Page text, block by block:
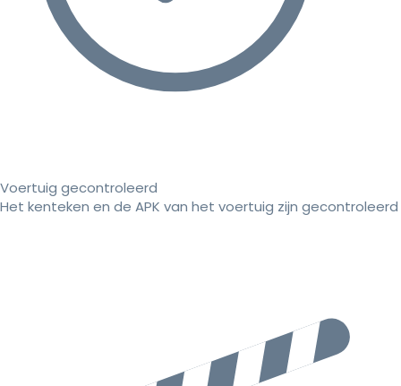
Voertuig gecontroleerd
Het kenteken en de APK van het voertuig zijn gecontroleerd